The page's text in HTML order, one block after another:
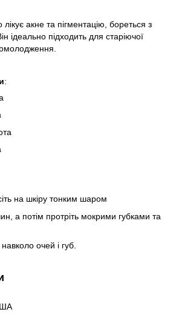
акне та пігментацію, бореться з
ідеально підходить для старіючої
:
на шкіру тонким шаром
а потім протріть мокрими губками та
очей і губ.